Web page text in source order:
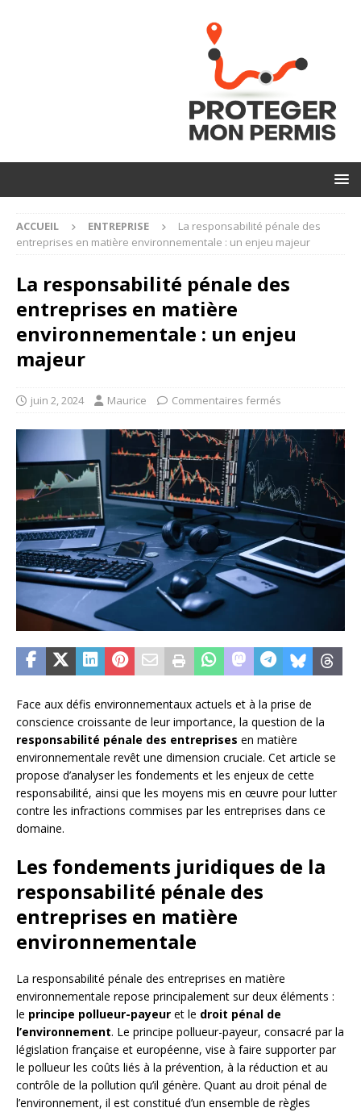
ACCUEIL ENTREPRISE
La responsabilité pénale des
entreprises en matière environnementale : un enjeu majeur
La responsabilité pénale des
entreprises en matière
environnementale : un enjeu
majeur
juin 2, 2024 Maurice Commentaires fermés
Face aux défis environnementaux actuels et à la prise de
conscience croissante de leur importance, la question de la
responsabilité pénale des entreprises en matière
environnementale revêt une dimension cruciale. Cet article se
propose d’analyser les fondements et les enjeux de cette
responsabilité, ainsi que les moyens mis en œuvre pour lutter
contre les infractions commises par les entreprises dans ce
domaine.
Les fondements juridiques de la
responsabilité pénale des
entreprises en matière
environnementale
La responsabilité pénale des entreprises en matière
environnementale repose principalement sur deux éléments :
le principe pollueur-payeur et le droit pénal de
l’environnement. Le principe pollueur-payeur, consacré par la
législation française et européenne, vise à faire supporter par
le pollueur les coûts liés à la prévention, à la réduction et au
contrôle de la pollution qu’il génère. Quant au droit pénal de
l’environnement, il est constitué d’un ensemble de règles